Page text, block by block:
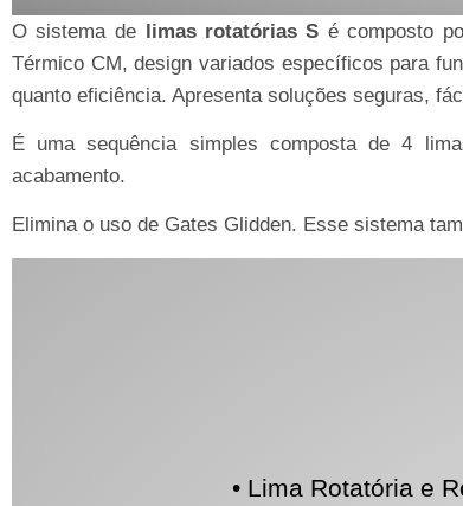
O sistema de limas rotatórias S é composto
Térmico CM, design variados específicos para
quanto eficiência. Apresenta soluções seguras,
É uma sequência simples composta de 4
acabamento.
Elimina o uso de Gates Glidden. Esse sistema
• Lima Rotatória e